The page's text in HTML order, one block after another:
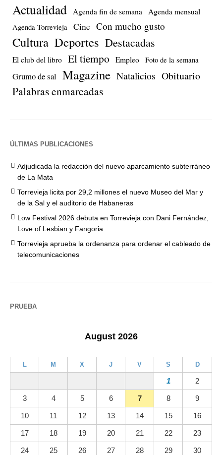
Actualidad Agenda fin de semana Agenda mensual
Agenda Torrevieja Cine Con mucho gusto
Cultura Deportes Destacadas
El club del libro El tiempo Empleo Foto de la semana
Grumo de sal Magazine Natalicios Obituario
Palabras enmarcadas
ÚLTIMAS PUBLICACIONES
Adjudicada la redacción del nuevo aparcamiento subterráneo
de La Mata
Torrevieja licita por 29,2 millones el nuevo Museo del Mar y
de la Sal y el auditorio de Habaneras
Low Festival 2026 debuta en Torrevieja con Dani Fernández,
Love of Lesbian y Fangoria
Torrevieja aprueba la ordenanza para ordenar el cableado de
telecomunicaciones
PRUEBA
August 2026
L M X J V S D
1 2
3 4 5 6 7 8 9
10 11 12 13 14 15 16
17 18 19 20 21 22 23
24 25 26 27 28 29 30